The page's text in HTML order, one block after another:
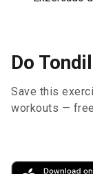
Do
Save this
workouts —